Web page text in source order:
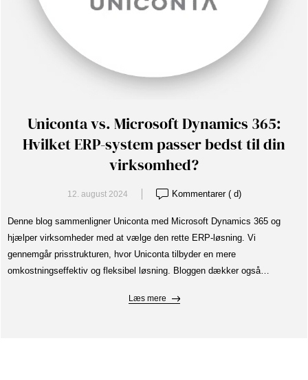
Uniconta vs. Microsoft Dynamics 365:
Hvilket ERP-system passer bedst til din
virksomhed?
12. august 2024 Kommentarer ( d)
Denne blog sammenligner Uniconta med Microsoft Dynamics 365 og
hjælper virksomheder med at vælge den rette ERP-løsning. Vi
gennemgår prisstrukturen, hvor Uniconta tilbyder en mere
omkostningseffektiv og fleksibel løsning. Bloggen dækker også
struktur og hurtige implementeringstid. Uniconta's brugervenlighed og
Læs mere